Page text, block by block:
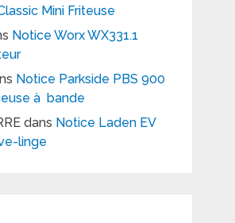
Mini Friteuse
Notice Worx WX331.1
Notice Parkside PBS 900
à bande
dans Notice Laden EV
linge